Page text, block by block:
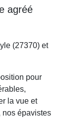
agréé
(27370) et
pour
la vue et
nos épavistes